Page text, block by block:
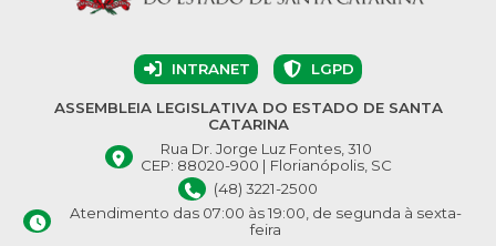
INTRANET LGPD
ASSEMBLEIA LEGISLATIVA DO ESTADO DE SANTA
CATARINA
Rua Dr. Jorge Luz Fontes, 310
CEP: 88020-900 | Florianópolis, SC
(48) 3221-2500
Atendimento das 07:00 às 19:00, de segunda à sexta-
feira